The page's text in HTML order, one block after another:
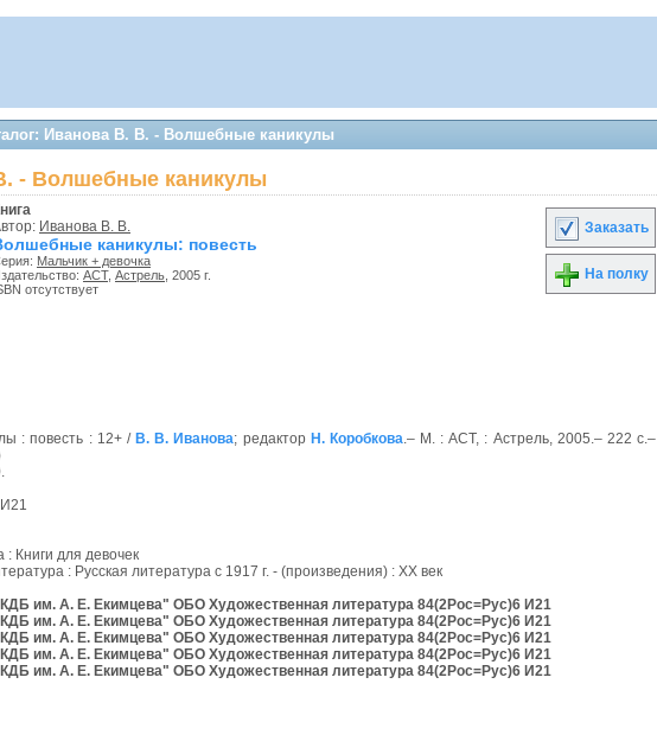
Иванова В. В. - Волшебные каникулы
- Волшебные каникулы
Иванова В. В.
каникулы: повесть
Мальчик + девочка
АСТ, Астрель , 2005 г.
отсутствует
Заказать
На полку
: повесть : 12+ / В. В. Иванова; редактор Н. Коробкова.– М. : АСТ, : Астрель, 2005.– 222 с.–
: Книги для девочек
: Русская литература с 1917 г. - (произведения) : XX век
им. А. Е. Екимцева" ОБО Художественная литература 84(2Рос=Рус)6 И21
им. А. Е. Екимцева" ОБО Художественная литература 84(2Рос=Рус)6 И21
им. А. Е. Екимцева" ОБО Художественная литература 84(2Рос=Рус)6 И21
им. А. Е. Екимцева" ОБО Художественная литература 84(2Рос=Рус)6 И21
им. А. Е. Екимцева" ОБО Художественная литература 84(2Рос=Рус)6 И21